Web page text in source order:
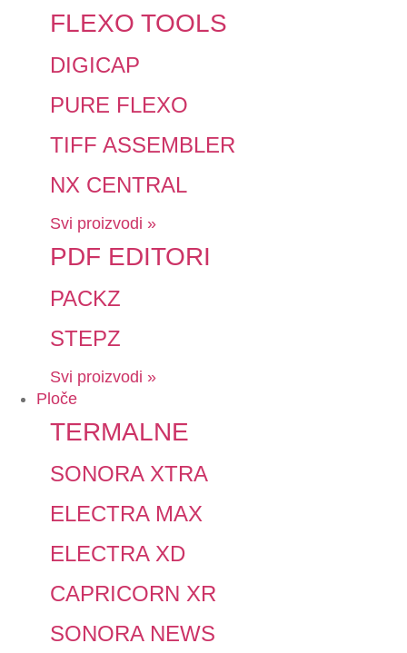
FLEXO TOOLS
DIGICAP
PURE FLEXO
TIFF ASSEMBLER
NX CENTRAL
Svi proizvodi »
PDF EDITORI
PACKZ
STEPZ
Svi proizvodi »
Ploče
TERMALNE
SONORA XTRA
ELECTRA MAX
ELECTRA XD
CAPRICORN XR
SONORA NEWS